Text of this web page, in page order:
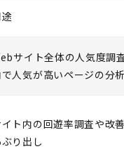
サイト全体の人気度調
で人気が高いページの分析
イト内の回遊率調査や改
ぶり出し